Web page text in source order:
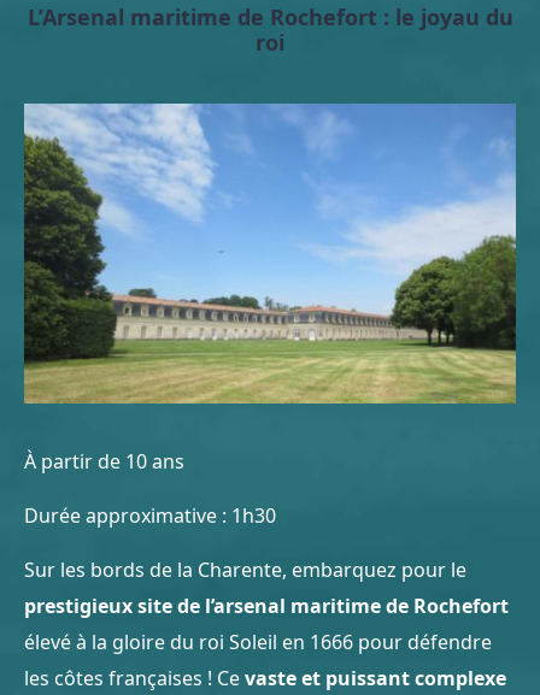
L’Arsenal maritime de Rochefort : le joyau du
roi
À partir de 10 ans
Durée approximative : 1h30
Sur les bords de la Charente, embarquez pour le
prestigieux site de l’arsenal maritime de Rochefort
élevé à la gloire du roi Soleil en 1666 pour défendre
les côtes françaises ! Cevaste et puissant complexe